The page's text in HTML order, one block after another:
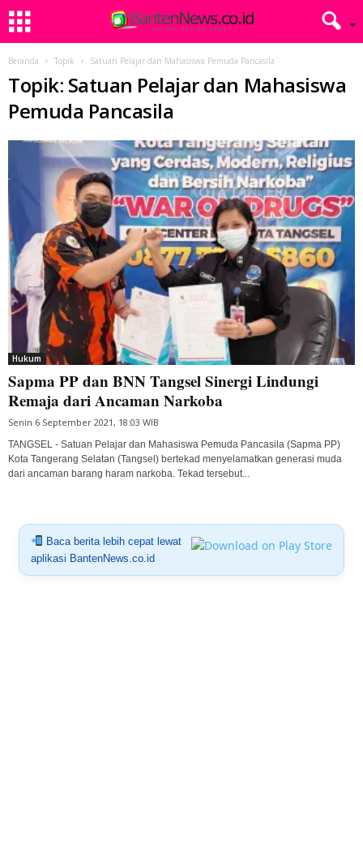
Beranda Topik Satuan Pelajar dan Mahasiswa Pemuda Pancasila
Topik: Satuan Pelajar dan Mahasiswa
Pemuda Pancasila
Hukum
Sapma PP dan BNN Tangsel Sinergi Lindungi
Remaja dari Ancaman Narkoba
Senin 6 September 2021, 18:03 WIB
TANGSEL - Satuan Pelajar dan Mahasiswa Pemuda Pancasila (Sapma PP)
Kota Tangerang Selatan (Tangsel) bertekad menyelamatkan generasi muda
dari ancaman barang haram narkoba. Tekad tersebut...
Baca berita lebih cepat lewat
aplikasi BantenNews.co.id